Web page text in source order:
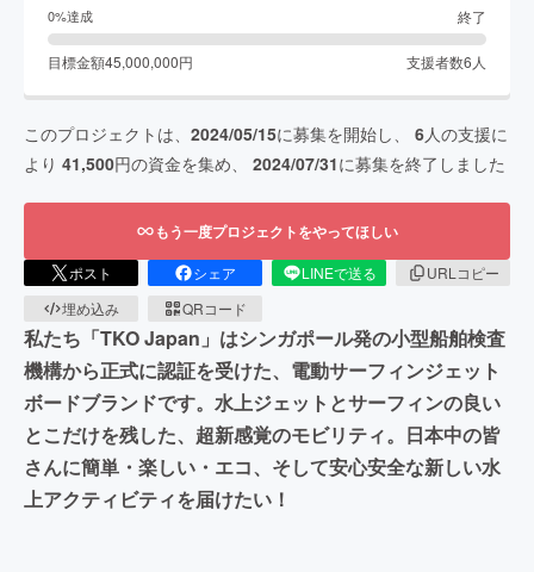
0%達成 終了
目標金額45,000,000円 支援者数6 人
このプロジェクトは、 2024/05/15に募集を開始し、 6人の支援に
より 41,500円の資金を集め、 2024/07/31に募集を終了しました
もう一度プロジェクトをやってほしい
ポスト シェア LINEで送る
URLコピー
埋め込み
QRコード
私たち「TKO Japan」はシンガポール発の小型船舶検査
機構から正式に認証を受けた、電動サーフィンジェット
ボードブランドです。水上ジェットとサーフィンの良い
とこだけを残した、超新感覚のモビリティ。日本中の皆
さんに簡単・楽しい・エコ、そして安心安全な新しい水
上アクティビティを届けたい！